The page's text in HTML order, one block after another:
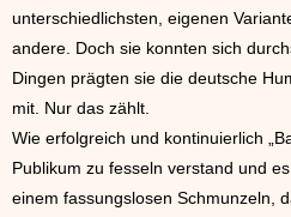
unterschiedlichsten, eigenen
andere. Doch sie konnten sich
Dingen prägten sie die deutsche
mit. Nur das zählt.
Wie erfolgreich und kontinuierlich
Publikum zu fesseln verstand und
einem fassungslosen Schmunzeln,